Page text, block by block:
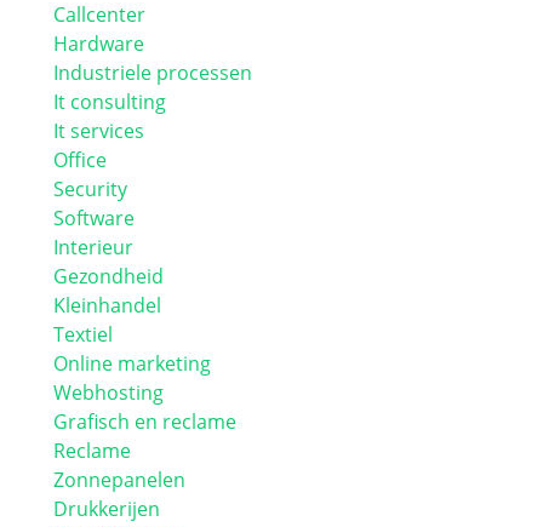
Callcenter
Hardware
Industriele processen
It consulting
It services
Office
Security
Software
Interieur
Gezondheid
Kleinhandel
Textiel
Online marketing
Webhosting
Grafisch en reclame
Reclame
Zonnepanelen
Drukkerijen